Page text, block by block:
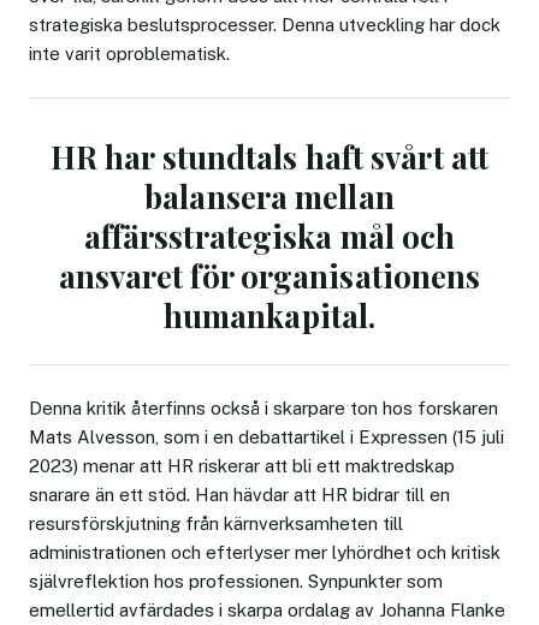
strategiska beslutsprocesser. Denna utveckling har dock
inte varit oproblematisk.
HR har stundtals haft svårt att
balansera mellan
affärsstrategiska mål och
ansvaret för organisationens
humankapital.
Denna kritik återfinns också i skarpare ton hos forskaren
Mats Alvesson, som i en debattartikel i Expressen (15 juli
2023) menar att HR riskerar att bli ett maktredskap
snarare än ett stöd. Han hävdar att HR bidrar till en
resursförskjutning från kärnverksamheten till
administrationen och efterlyser mer lyhördhet och kritisk
självreflektion hos professionen. Synpunkter som
emellertid avfärdades i skarpa ordalag av Johanna Flanke